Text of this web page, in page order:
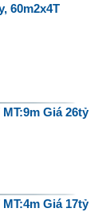
60m2x4T
Giá 26tỷ
Giá 17tỷ